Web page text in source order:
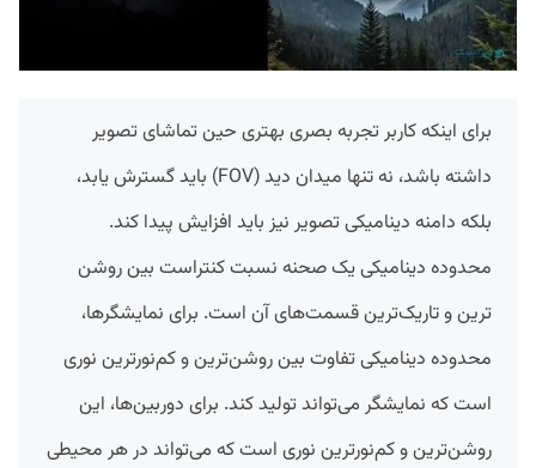
برای اینکه کاربر تجربه بصری بهتری حین تماشای تصویر
داشته‌ باشد، نه‌ تنها میدان دید (FOV) باید گسترش یابد،
بلکه دامنه دینامیکی تصویر نیز باید افزایش پیدا کند.
محدوده دینامیکی یک صحنه نسبت کنتراست بین روشن­‌
ترین و تاریک‌ترین قسمت‌­های آن است. برای نمایشگرها،
محدوده دینامیکی تفاوت بین روشن‌ترین و کم‌نورترین نوری
است که نمایشگر می‌تواند تولید کند. برای دوربین‌ها، این
روشن‌ترین و کم‌نورترین نوری است که می‌تواند در هر محیطی